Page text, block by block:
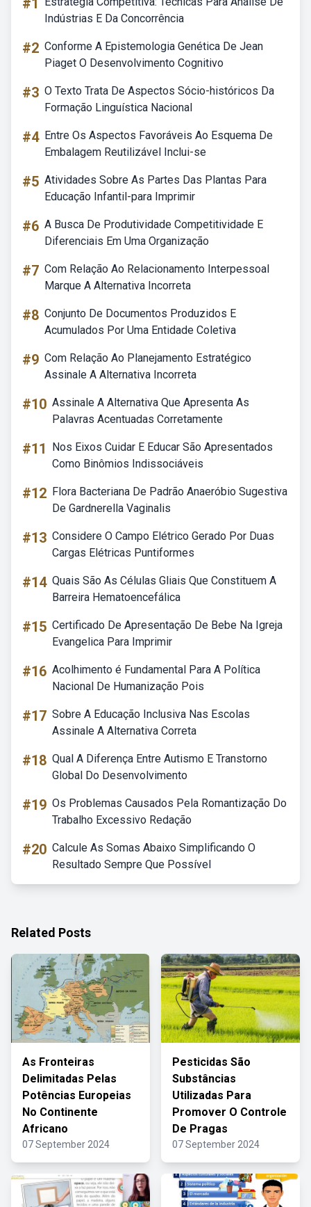
#1
Indústrias E Da Concorrência
#2 Conforme A Epistemologia Genética De Jean
Piaget O Desenvolvimento Cognitivo
#3 O Texto Trata De Aspectos Sócio-históricos Da
Formação Linguística Nacional
#4 Entre Os Aspectos Favoráveis Ao Esquema De
Embalagem Reutilizável Inclui-se
#5 Atividades Sobre As Partes Das Plantas Para
Educação Infantil-para Imprimir
#6 A Busca De Produtividade Competitividade E
Diferenciais Em Uma Organização
#7 Com Relação Ao Relacionamento Interpessoal
Marque A Alternativa Incorreta
#8 Conjunto De Documentos Produzidos E
Acumulados Por Uma Entidade Coletiva
#9 Com Relação Ao Planejamento Estratégico
Assinale A Alternativa Incorreta
#10 Assinale A Alternativa Que Apresenta As
Palavras Acentuadas Corretamente
#11
Nos Eixos Cuidar E Educar São Apresentados
Como Binômios Indissociáveis
#12 Flora Bacteriana De Padrão Anaeróbio Sugestiva
De Gardnerella Vaginalis
#13 Considere O Campo Elétrico Gerado Por Duas
Cargas Elétricas Puntiformes
#14 Quais São As Células Gliais Que Constituem A
Barreira Hematoencefálica
#15 Certificado De Apresentação De Bebe Na Igreja
Evangelica Para Imprimir
#16 Acolhimento é Fundamental Para A Política
Nacional De Humanização Pois
#17 Sobre A Educação Inclusiva Nas Escolas
Assinale A Alternativa Correta
#18 Qual A Diferença Entre Autismo E Transtorno
Global Do Desenvolvimento
#19 Os Problemas Causados Pela Romantização Do
Trabalho Excessivo Redação
#20 Calcule As Somas Abaixo Simplificando O
Resultado Sempre Que Possível
Related Posts
As Fronteiras
Delimitadas Pelas
Potências Europeias
No Continente
Africano
07 September 2024
Pesticidas São
Substâncias
Utilizadas Para
Promover O Controle
De Pragas
07 September 2024